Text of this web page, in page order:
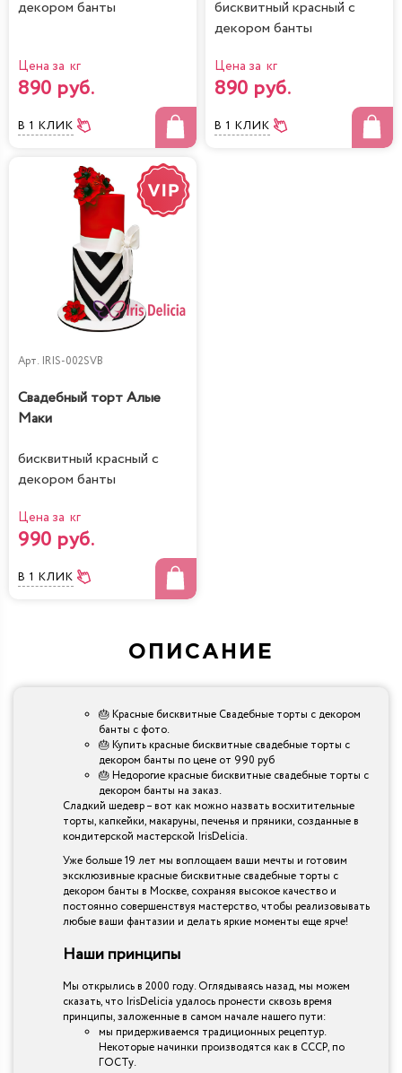
декором банты
Цена за кг
890 руб.
В 1 КЛИК
бисквитный красный с
декором банты
Цена за кг
890 руб.
В 1 КЛИК
Арт. IRIS-002SVB
Свадебный торт Алые
Маки
бисквитный красный с
декором банты
Цена за кг
990 руб.
В 1 КЛИК
ОПИСАНИЕ
🎂 Красные бисквитные Свадебные торты с декором
банты с фото.
🎂 Купить красные бисквитные свадебные торты с
декором банты по цене от 990 руб
🎂 Недорогие красные бисквитные свадебные торты с
декором банты на заказ.
Сладкий шедевр – вот как можно назвать восхитительные
торты, капкейки, макаруны, печенья и пряники, созданные в
кондитерской мастерской IrisDelicia.
Уже больше 19 лет мы воплощаем ваши мечты и готовим
эксклюзивные красные бисквитные свадебные торты с
декором банты в Москве, сохраняя высокое качество и
постоянно совершенствуя мастерство, чтобы реализовывать
любые ваши фантазии и делать яркие моменты еще ярче!
Наши принципы
Мы открылись в 2000 году. Оглядываясь назад, мы можем
сказать, что IrisDelicia удалось пронести сквозь время
принципы, заложенные в самом начале нашего пути:
мы придерживаемся традиционных рецептур.
Некоторые начинки производятся как в СССР, по
ГОСТу.